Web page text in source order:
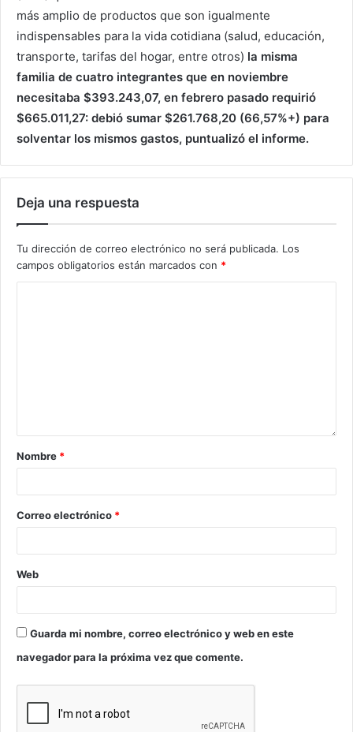
más amplio de productos que son igualmente
indispensables para la vida cotidiana (salud, educación,
transporte, tarifas del hogar, entre otros) la misma
familia de cuatro integrantes que en noviembre
necesitaba $393.243,07, en febrero pasado requirió
$665.011,27: debió sumar $261.768,20 (66,57%+) para
solventar los mismos gastos, puntualizó el informe.
Deja una respuesta
Tu dirección de correo electrónico no será publicada. Los
campos obligatorios están marcados con *
Nombre *
Correo electrónico *
Web
Guarda mi nombre, correo electrónico y web en este
navegador para la próxima vez que comente.